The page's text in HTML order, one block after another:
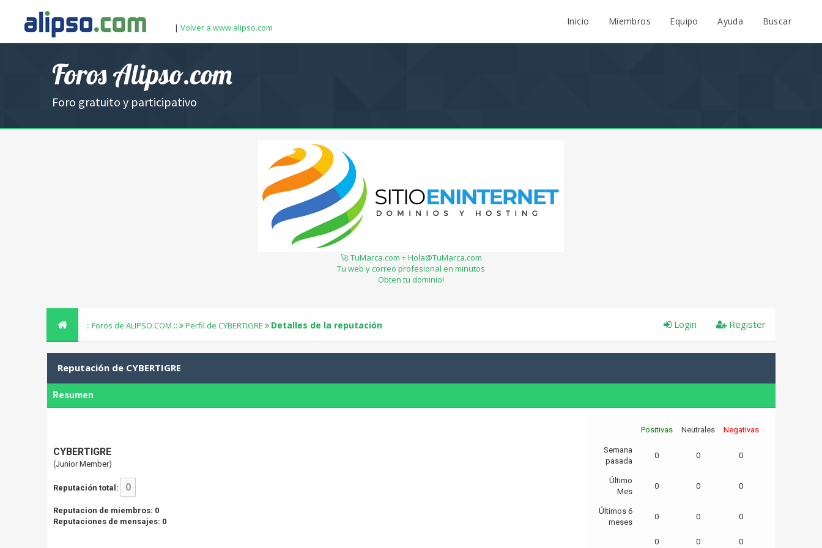
| Volver a www.alipso.com
Inicio Miembros Equipo Ayuda Buscar
Foros Alipso.com
Foro gratuito y participativo
🚀 TuMarca.com + Hola@TuMarca.com
Tu web y correo profesional en minutos
Obten tu dominio!
:: Foros de ALIPSO.COM :: Perfil de CYBERTIGRE Detalles de la reputación Register
Login
Reputación de CYBERTIGRE
Resumen
CYBERTIGRE
(Junior Member)
Reputación total: 0
Reputacion de miembros: 0
Reputaciones de mensajes: 0
Positivas Neutrales Negativas
Semana
pasada
0 0 0
Último
Mes
0 0 0
Últimos 6
meses
0 0 0
0 0 0